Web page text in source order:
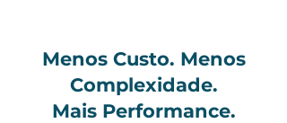
Menos Custo. Menos
Complexidade.
Mais Performance.